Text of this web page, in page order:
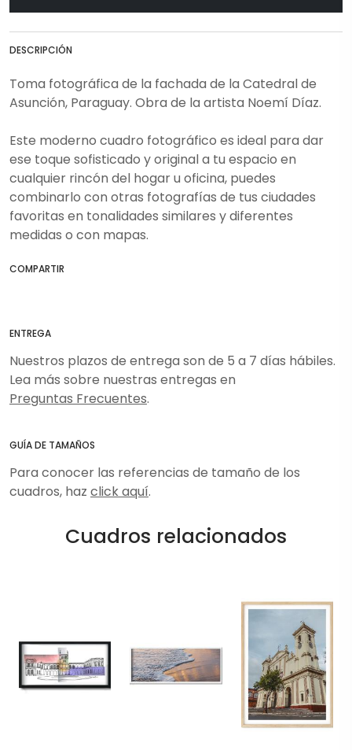
DESCRIPCIÓN
Toma fotográfica de la fachada de la Catedral de
Asunción, Paraguay. Obra de la artista Noemí Díaz.
Este moderno cuadro fotográfico es ideal para dar
ese toque sofisticado y original a tu espacio en
cualquier rincón del hogar u oficina, puedes
combinarlo con otras fotografías de tus ciudades
favoritas en tonalidades similares y diferentes
medidas o con mapas.
COMPARTIR
ENTREGA
Nuestros plazos de entrega son de 5 a 7 días hábiles.
Lea más sobre nuestras entregas en
Preguntas Frecuentes.
GUÍA DE TAMAÑOS
Para conocer las referencias de tamaño de los
cuadros, haz click aquí.
Cuadros relacionados